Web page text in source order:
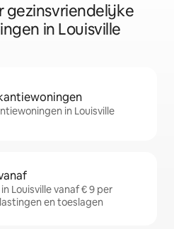
gezinsvriendelijke
in Louisville
in Louisville
Louisville vanaf € 9 per
en toeslagen